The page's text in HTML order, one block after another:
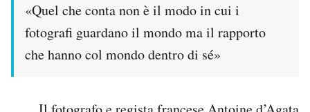
SHOP
CALENDARIO
«Quel che conta non è il modo in cui i
fotografi guardano il mondo ma il rapporto
che hanno col mondo dentro di sé»